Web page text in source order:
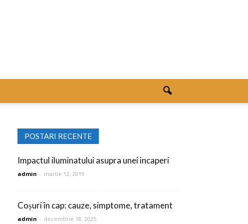
POSTARI RECENTE
Impactul iluminatului asupra unei incaperi
admin - martie 12, 2019
Coșuri în cap: cauze, simptome, tratament
admin - decembrie 18, 2025